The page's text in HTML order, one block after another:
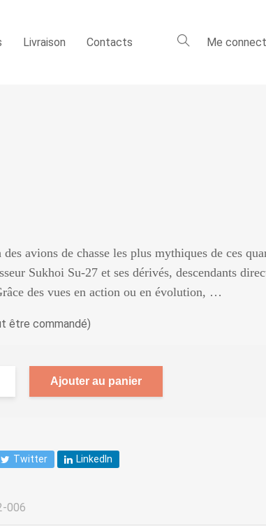
Livraison Contacts Me
avions de chasse les plus mythiques de ces
Sukhoi Su-27 et ses dérivés, descendants
des vues en action ou en évolution, …
être commandé)
Ajouter au panier
Twitter LinkedIn
006